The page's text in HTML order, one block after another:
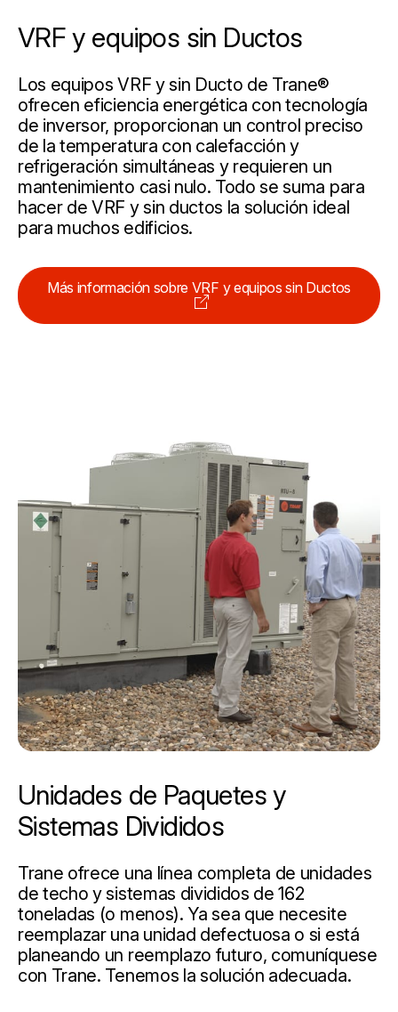
VRF y equipos sin Ductos
Los equipos VRF y sin Ducto de Trane®
ofrecen eficiencia energética con tecnología
de inversor, proporcionan un control preciso
de la temperatura con calefacción y
refrigeración simultáneas y requieren un
mantenimiento casi nulo. Todo se suma para
hacer de VRF y sin ductos la solución ideal
para muchos edificios.
Más información sobre VRF y equipos sin Ductos
Unidades de Paquetes y
Sistemas Divididos
Trane ofrece una línea completa de unidades
de techo y sistemas divididos de 162
toneladas (o menos). Ya sea que necesite
reemplazar una unidad defectuosa o si está
planeando un reemplazo futuro, comuníquese
con Trane. Tenemos la solución adecuada.